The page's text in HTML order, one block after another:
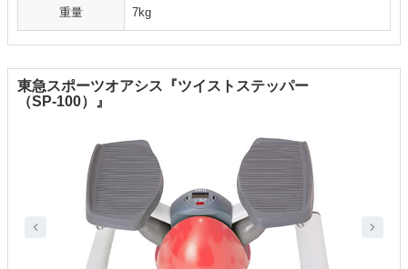
重量 7kg
東急スポーツオアシス『ツイストステッパー
（SP-100）』